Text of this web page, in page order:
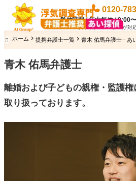
0120-
受付時間 / 年中無休 / 9:00
専門のオペレーターが対
 ホーム 提携弁護士一覧 青木 佑馬弁護士 - あ
青木 佑馬弁護士
離婚および子どもの親権・監護権
取り扱っております。